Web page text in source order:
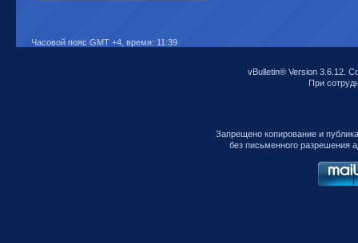
Часовой пояс GMT +4, время: 11:39
vBulletin® Version 3.6.12.
При
Запрещено копирование и
без письменного разрешения